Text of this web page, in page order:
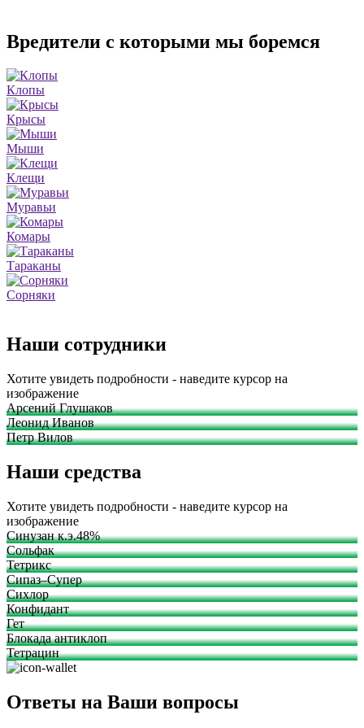
Вредители с которыми мы боремся
Клопы
Крысы
Мыши
Клещи
Муравьи
Комары
Тараканы
Сорняки
Наши сотрудники
Хотите увидеть подробности - наведите курсор на
изображение
Арсений Глушаков
Леонид Иванов
Петр Вилов
Наши средства
Хотите увидеть подробности - наведите курсор на
изображение
Синузан к.э.48%
Сольфак
Тетрикс
Сипаз–Супер
Сихлор
Конфидант
Гет
Блокада антиклоп
Тетрацин
Ответы на Ваши вопросы